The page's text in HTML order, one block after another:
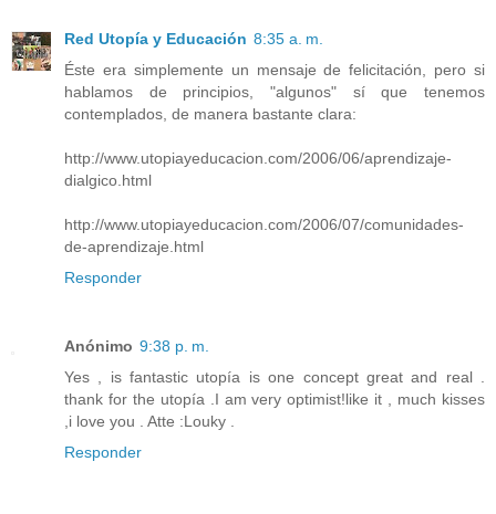
Red Utopía y Educación 8:35 a. m.
Éste era simplemente un mensaje de felicitación, pero si
hablamos de principios, "algunos" sí que tenemos
contemplados, de manera bastante clara:
http://www.utopiayeducacion.com/2006/06/aprendizaje-
dialgico.html
http://www.utopiayeducacion.com/2006/07/comunidades-
de-aprendizaje.html
Responder
Anónimo 9:38 p. m.
Yes , is fantastic utopía is one concept great and real .
thank for the utopía .I am very optimist!like it , much kisses
,i love you . Atte :Louky .
Responder